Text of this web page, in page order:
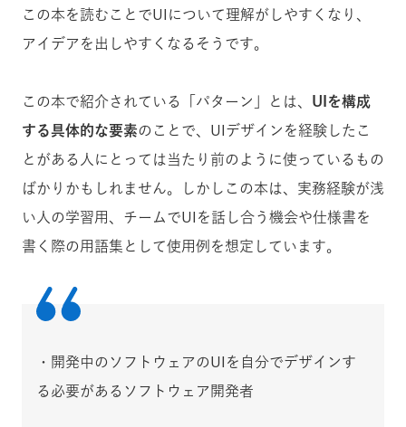
この本を読むことでUIについて理解がしやすくなり、
アイデアを出しやすくなるそうです。
この本で紹介されている「パターン」とは、 UIを構成
する具体的な要素のことで、UIデザインを経験したこ
とがある人にとっては当たり前のように使っているもの
ばかりかもしれません。しかしこの本は、実務経験が浅
い人の学習用、チームでUIを話し合う機会や仕様書を
書く際の用語集として使用例を想定しています。
・ 開発中のソフトウェアのUIを自分でデザインす
る必要があるソフトウェア開発者